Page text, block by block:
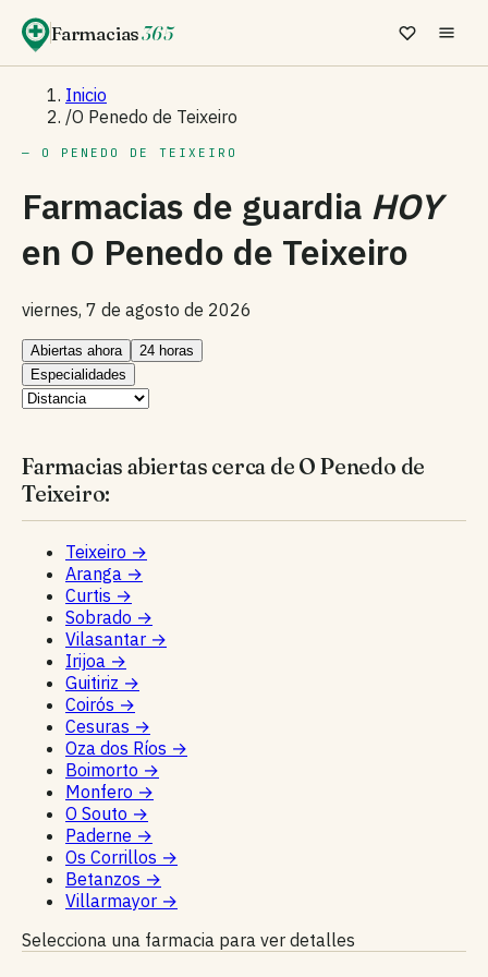
Farmacias365
Inicio
/O Penedo de Teixeiro
— O PENEDO DE TEIXEIRO
Farmacias de guardia HOY
en O Penedo de Teixeiro
viernes, 7 de agosto de 2026
Abiertas ahora
24 horas
Especialidades
Farmacias abiertas cerca de O Penedo de
Teixeiro:
Teixeiro →
Aranga →
Curtis →
Sobrado →
Vilasantar →
Irijoa →
Guitiriz →
Coirós →
Cesuras →
Oza dos Ríos →
Boimorto →
Monfero →
O Souto →
Paderne →
Os Corrillos →
Betanzos →
Villarmayor →
Selecciona una farmacia para ver detalles